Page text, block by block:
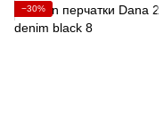
−30%